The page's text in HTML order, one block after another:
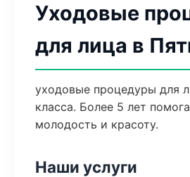
Уходовые
для лица в
уходовые процедуры для
класса. Более 5 лет
молодость и красоту.
Наши услуги